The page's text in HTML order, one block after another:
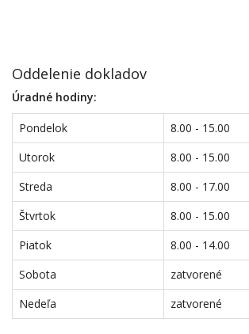
Oddelenie dokladov
Úradné hodiny:
Pondelok
8.00 - 15.00
Utorok
8.00 - 15.00
Streda
8.00 - 17.00
Štvrtok
8.00 - 15.00
Piatok
8.00 - 14.00
Sobota
zatvorené
Nedeľa
zatvorené